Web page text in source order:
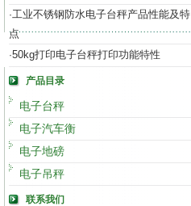
·工业不锈钢防水电子台秤产品性能及特
点
·50kg打印电子台秤打印功能特性
产品目录
电子台秤
电子汽车衡
电子地磅
电子吊秤
联系我们